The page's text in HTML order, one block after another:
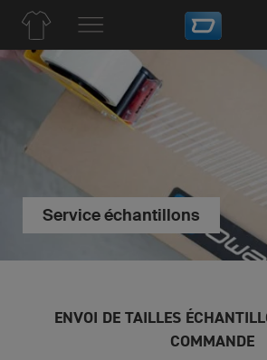
Service échantillons
ENVOI DE TAILLES
COMMANDE